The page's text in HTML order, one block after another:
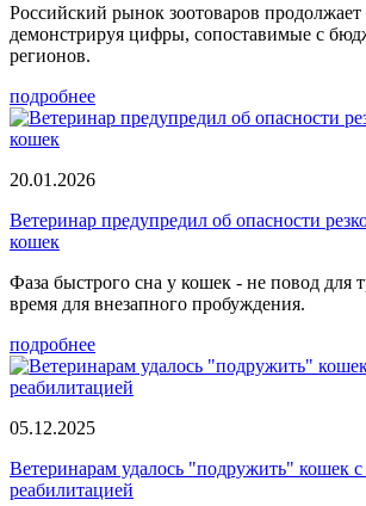
Российский рынок зоотоваров продолжает
демонстрируя цифры, сопоставимые с
регионов.
подробнее
20.01.2026
Ветеринар предупредил об опасности
кошек
Фаза быстрого сна у кошек - не повод для
время для внезапного пробуждения.
подробнее
05.12.2025
Ветеринарам удалось "подружить" кошек
реабилитацией